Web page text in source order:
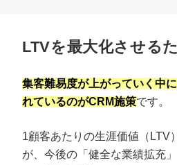
LTVを最大化させる
集客難易度が上がっていく中
れているのがCRM施策です。
1顧客あたりの生涯価値（LTV
が、今後の「健全な業績拡充